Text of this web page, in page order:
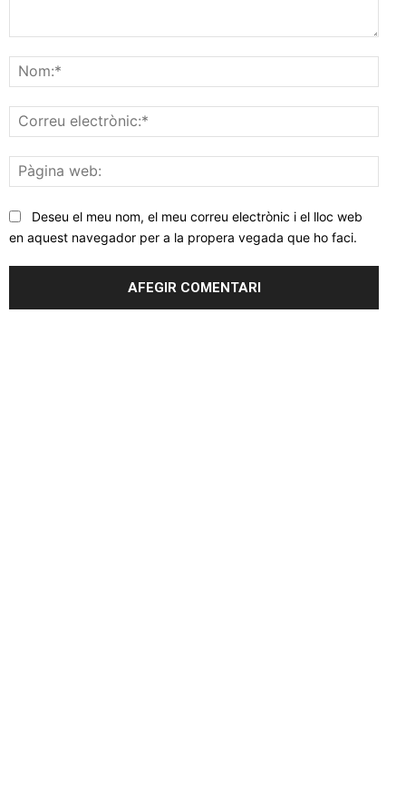
web:
Deseu el meu nom, el meu correu electrònic i el lloc web
en aquest navegador per a la propera vegada que ho faci.